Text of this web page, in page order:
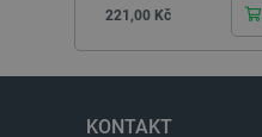
Cena
221,00 Kč
KONTAKT